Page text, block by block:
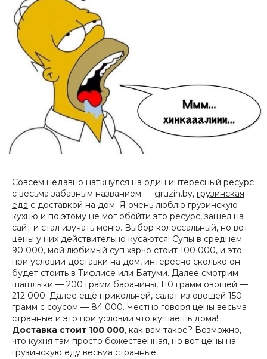
Совсем недавно наткнулся на один интересный ресурс
с весьма забавным названием — gruzin.by, грузинская
еда с доставкой на дом. Я очень люблю грузинскую
кухню и по этому не мог обойти это ресурс, зашел на
сайт и стал изучать меню. Выбор колоссальный, но вот
цены у них действительно кусаются! Супы в среднем
90 000, мой любимый суп харчо стоит 100 000, и это
при условии доставки на дом, интересно сколько он
будет стоить в Тифлисе или Батуми. Далее смотрим
шашлыки — 200 грамм баранины, 110 грамм овощей —
212 000. Далее ещё прикольней, салат из овощей 150
грамм с соусом — 84 000. Честно говоря цены весьма
странные и это при условии что кушаешь дома!
Доставка стоит 100 000, как вам такое? Возможно,
что кухня там просто божественная, но вот цены на
грузинскую еду весьма странные.